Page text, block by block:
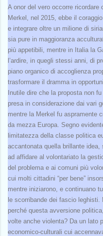
A onor del vero occorre ricordare
Merkel, nel 2015, ebbe il
e integrare oltre un milione di
sia pure in maggioranza
più appetibili, mentre in Italia la
l’ardire, in quegli stessi anni, di
piano organico di accoglienza
trasformare il dramma in
Inutile dire che la proposta non
presa in considerazione dai vari
mentre la Merkel fu aspramente
da mezza Europa. Segno
limitatezza della classe politica
accantonata quella brillante idea,
ad affidare al volontariato la
del problema e ai comuni più
cui molti cittadini “per bene”
mentre iniziarono, e continuano
le scorribande dei fascio leghisti.
perché questa avversione
volte anche violenta? Da un lato
economico-culturali cui